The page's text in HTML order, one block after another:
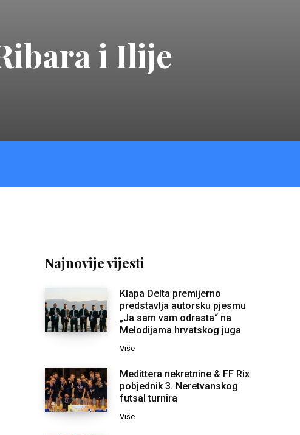
i Ilije
Najnovije vijesti
Klapa Delta premijerno
predstavlja autorsku pjesmu
„Ja sam vam odrasta“ na
Melodijama hrvatskog juga
Više
Medittera nekretnine & FF Rix
pobjednik 3. Neretvanskog
futsal turnira
Više